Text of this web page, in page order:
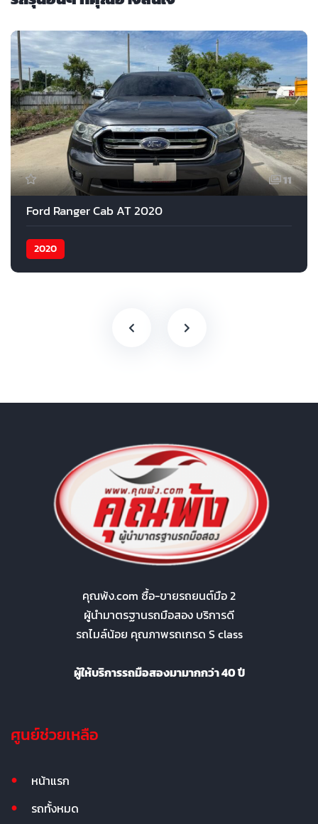
11
Ford Ranger Cab AT 2020
2020
คุณพ้ง.com ซื้อ-ขายรถยนต์มือ 2
ผู้นำมาตรฐานรถมือสอง บริการดี
รถไมล์น้อย คุณภาพรถเกรด S class
ผู้ให้บริการรถมือสองมามากกว่า 40 ปี
ศูนย์ช่วยเหลือ
หน้าแรก
รถทั้งหมด